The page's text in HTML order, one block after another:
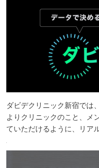
ダビデクリニック新宿では
よりクリニックのこと、メ
ていただけるように、リア